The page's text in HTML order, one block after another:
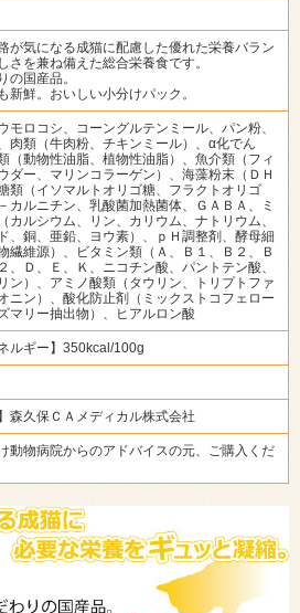
が気になる成猫に配慮した優れた栄養バラン
さを兼ね備えた総合栄養食です。
の国産品。
新鮮。おいしい小分けパック。
モロコシ、コーングルテンミール、パン粉、
肉類（牛肉粉、チキンミール）、α化でん
（動物性油脂、植物性油脂）、魚介類（フィ
ダー、マリンコラーゲン）、海藻粉末（ＤＨ
類（イソマルトオリゴ糖、フラクトオリゴ
カルニチン、乳酸菌加熱菌体、ＧＡＢＡ、ミ
カルシウム、リン、カリウム、ナトリウム、
、銅、亜鉛、ヨウ素）、ｐＨ調整剤、酵母細
繊維源）、ビタミン類（Ａ、Ｂ１、Ｂ２、Ｂ
、Ｄ、Ｅ、Ｋ、ニコチン酸、パントテン酸、
ン）、アミノ酸類（タウリン、トリプトファ
ニン）、酸化防止剤（ミックストコフェロー
マリー抽出物）、ヒアルロン酸
ルギー】350kcal/100g
森久保ＣＡメディカル株式会社
動物病院からのアドバイスの元、ご購入くだ